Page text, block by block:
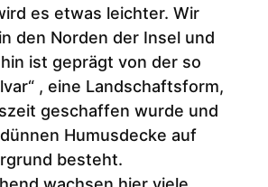
es etwas leichter. Wir
den Norden der Insel und
ist geprägt von der so
, eine Landschaftsform,
geschaffen wurde und
Humusdecke auf
besteht.